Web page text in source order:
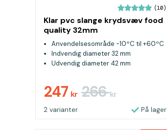
(10)
Klar pvc slange krydsvæv food
quality 32mm
Anvendelsesområde -10ºC til +60ºC
Indvendig diameter 32 mm
Udvendig diameter 42 mm
247 kr 266kr
2 varianter På lager